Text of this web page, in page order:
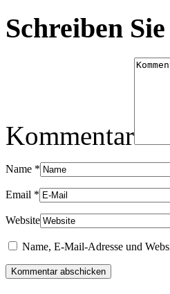
Schreiben
Kommentar
Name *
Email *
Website
Name, E-Mail-Adresse und